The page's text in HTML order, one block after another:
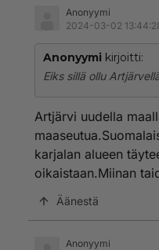
Anonyymi
2024-03-02
Anonyymi kirjoitti:
Eiks sillä ollu
Artjärvi uudella
karjalan alueen
oikaistaan.Miinan
Äänestä
Anonyymi